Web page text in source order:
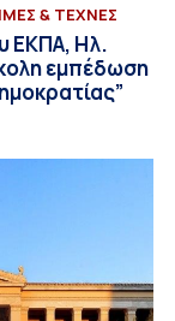
& ΤΕΧΝΕΣ
ΕΚΠΑ, Ηλ.
εμπέδωση